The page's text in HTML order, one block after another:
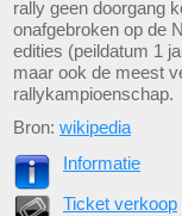
rally geen doorgang
onafgebroken op de
edities (peildatum 1
maar ook de meest
rallykampioenschap.
Bron: wikipedia
Informatie
Ticket verkoop